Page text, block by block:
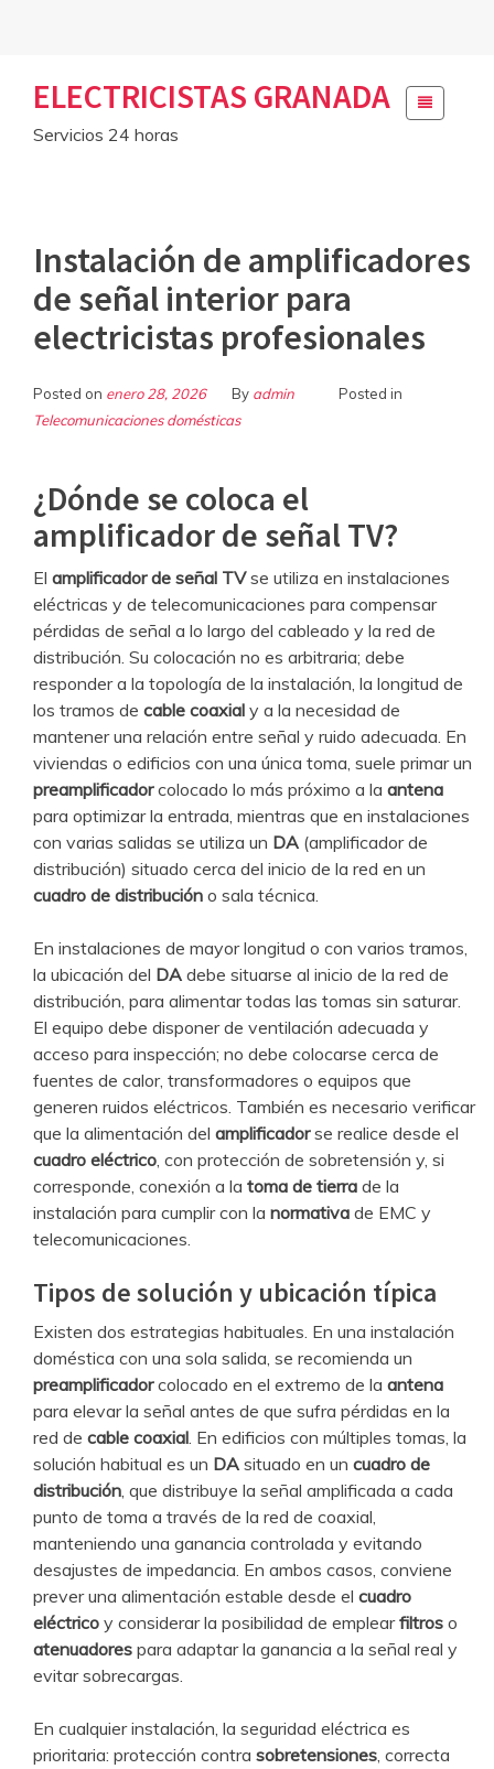
ELECTRICISTAS GRANADA
Servicios 24 horas
Instalación de amplificadores
de señal interior para
electricistas profesionales
Posted on enero 28, 2026 By admin
Posted in
Telecomunicaciones domésticas
¿Dónde se coloca el
amplificador de señal TV?
El amplificador de señal TVse utiliza en instalaciones
eléctricas y de telecomunicaciones para compensar
pérdidas de señal a lo largo del cableado y la red de
distribución. Su colocación no es arbitraria; debe
responder a la topología de la instalación, la longitud de
los tramos de cable coaxial y a la necesidad de
mantener una relación entre señal y ruido adecuada. En
viviendas o edificios con una única toma, suele primar un
preamplificadorcolocado lo más próximo a la antena
para optimizar la entrada, mientras que en instalaciones
con varias salidas se utiliza un DA (amplificador de
distribución) situado cerca del inicio de la red en un
cuadro de distribución o sala técnica.
En instalaciones de mayor longitud o con varios tramos,
la ubicación del DA debe situarse al inicio de la red de
distribución, para alimentar todas las tomas sin saturar.
El equipo debe disponer de ventilación adecuada y
acceso para inspección; no debe colocarse cerca de
fuentes de calor, transformadores o equipos que
generen ruidos eléctricos. También es necesario verificar
que la alimentación del amplificadorse realice desde el
cuadro eléctrico, con protección de sobretensión y, si
corresponde, conexión a la toma de tierra de la
instalación para cumplir con la normativa de EMC y
telecomunicaciones.
Tipos de solución y ubicación típica
Existen dos estrategias habituales. En una instalación
doméstica con una sola salida, se recomienda un
preamplificadorcolocado en el extremo de la antena
para elevar la señal antes de que sufra pérdidas en la
red de cable coaxial. En edificios con múltiples tomas, la
solución habitual es un DA situado en un cuadro de
distribución, que distribuye la señal amplificada a cada
punto de toma a través de la red de coaxial,
manteniendo una ganancia controlada y evitando
desajustes de impedancia. En ambos casos, conviene
prever una alimentación estable desde el cuadro
eléctrico y considerar la posibilidad de emplearfiltros o
atenuadores para adaptar la ganancia a la señal real y
evitar sobrecargas.
En cualquier instalación, la seguridad eléctrica es
prioritaria: protección contra sobretensiones, correcta